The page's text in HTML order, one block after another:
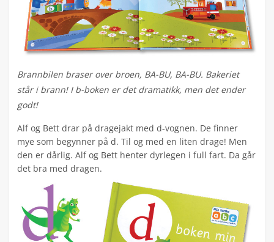
Brannbilen braser over broen, BA-BU, BA-BU. Bakeriet
står i brann! I b-boken er det dramatikk, men det ender
godt!
Alf og Bett drar på dragejakt med d-vognen. De finner
mye som begynner på d. Til og med en liten drage! Men
den er dårlig. Alf og Bett henter dyrlegen i full fart. Da går
det bra med dragen.